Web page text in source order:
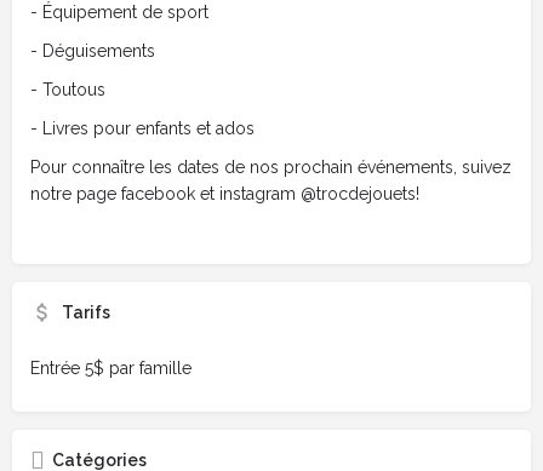
- Équipement de sport
- Déguisements
- Toutous
- Livres pour enfants et ados
Pour connaître les dates de nos prochain événements, suivez
notre page facebook et instagram @trocdejouets!
Tarifs
Entrée 5$ par famille
Catégories